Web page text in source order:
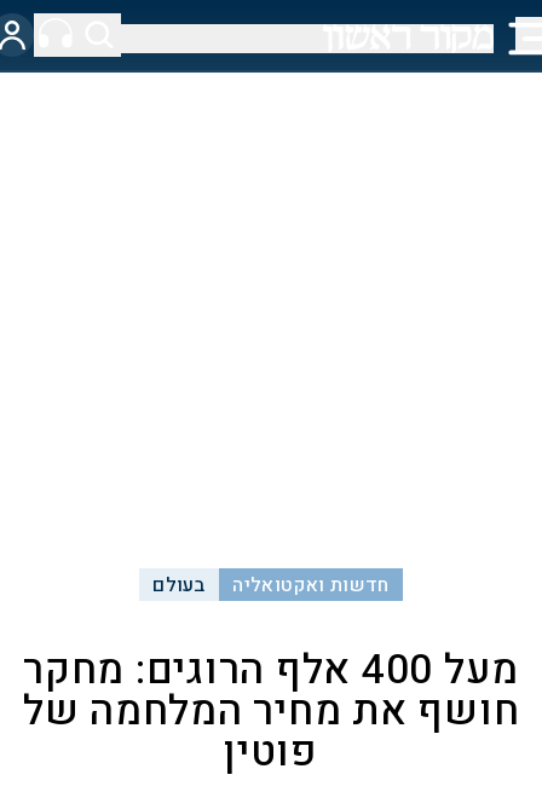
חדשות ואקטואליה בעולם
מעל 400 אלף הרוגים: מחקר
חושף את מחיר המלחמה של
פוטין